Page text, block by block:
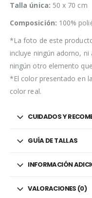
Talla única: 50 x 70 cm
Composición: 100%
*La foto de este
incluye ningún adorno,
ningún otro elemento
*El color presentado en
color real.
CUIDADOS Y
GUÍA DE TALLAS
INFORMACIÓN
VALORACIONES (0)